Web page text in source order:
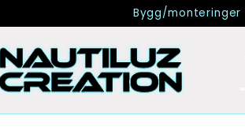
Bygg/monteringer